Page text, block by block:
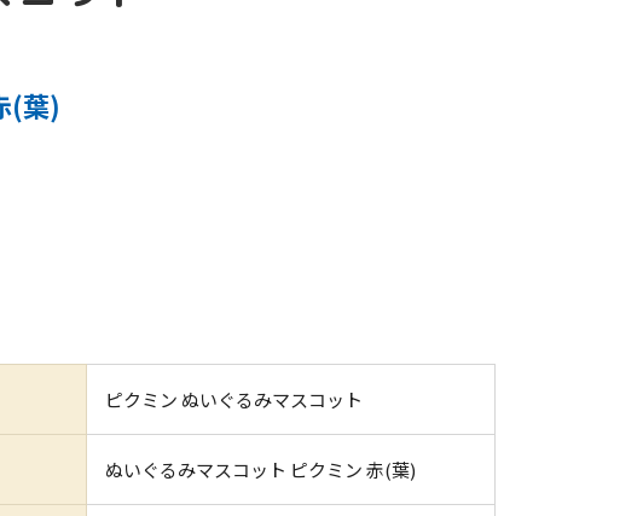
(葉)
ピクミン ぬいぐるみマスコット
ぬいぐるみマスコット ピクミン 赤(葉)